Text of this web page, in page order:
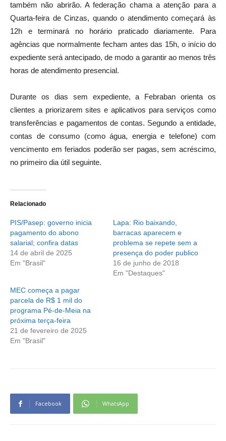
também não abrirão. A federação chama a atenção para a
Quarta-feira de Cinzas, quando o atendimento começará às
12h e terminará no horário praticado diariamente. Para
agências que normalmente fecham antes das 15h, o início do
expediente será antecipado, de modo a garantir ao menos três
horas de atendimento presencial.
Durante os dias sem expediente, a Febraban orienta os
clientes a priorizarem sites e aplicativos para serviços como
transferências e pagamentos de contas. Segundo a entidade,
contas de consumo (como água, energia e telefone) com
vencimento em feriados poderão ser pagas, sem acréscimo,
no primeiro dia útil seguinte.
Relacionado
PIS/Pasep: governo inicia
pagamento do abono
salarial; confira datas
14 de abril de 2025
Em "Brasil"
Lapa: Rio baixando,
barracas aparecem e
problema se repete sem a
presença do poder publico
16 de junho de 2018
Em "Destaques"
MEC começa a pagar
parcela de R$ 1 mil do
programa Pé-de-Meia na
próxima terça-feira
21 de fevereiro de 2025
Em "Brasil"
Facebook WhatsApp